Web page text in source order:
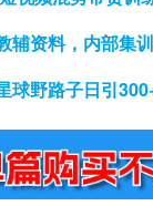
辅资料，内部集
球野路子日引